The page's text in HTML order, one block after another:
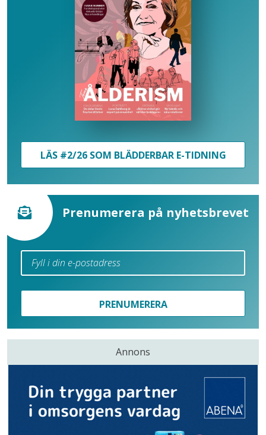
LÄS #2/26 SOM BLÄDDERBAR E-TIDNING
Prenumerera på nyhetsbrevet
PRENUMERERA
Annons